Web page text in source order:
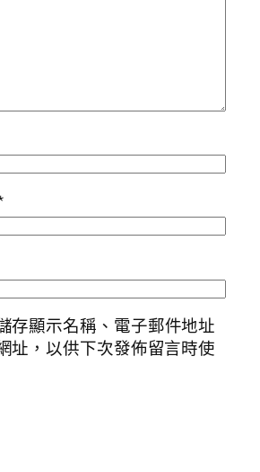
存顯示名稱、電子郵件地址
址，以供下次發佈留言時使